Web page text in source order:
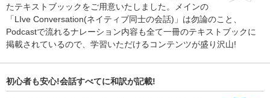
たテキストブッックをご用意いたしました。メインの
「LIve Conversation(ネイティブ同士の会話)」は勿論のこと、
Podcastで流れるナレーション内容も全て一冊のテキストブックに
掲載されているので、学習いただけるコンテンツが盛り沢山!
初心者も安心!会話すべてに和訳が記載!